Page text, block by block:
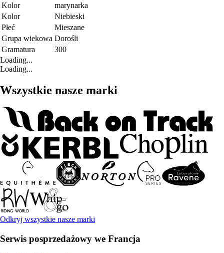
Kolor
marynarka
Kolor
Niebieski
Płeć
Mieszane
Grupa wiekowa Dorośli
Gramatura
300
Loading...
Loading...
Wszystkie nasze marki
Odkryj wszystkie nasze marki
Serwis posprzedażowy we Francja